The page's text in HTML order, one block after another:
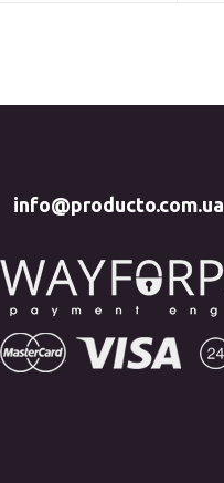
info@producto.com.ua